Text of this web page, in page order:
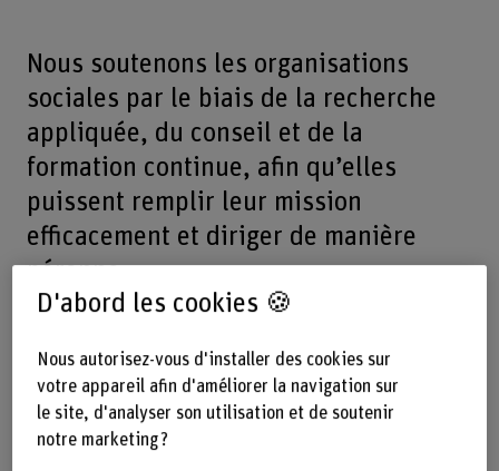
Nous soutenons les organisations
sociales par le biais de la recherche
appliquée, du conseil et de la
formation continue, afin qu’elles
puissent remplir leur mission
efficacement et diriger de manière
pérenne.
Offre de prestations
D'abord les cookies 🍪
Nous autorisez-vous d'installer des cookies sur
votre appareil afin d'améliorer la navigation sur
le site, d'analyser son utilisation et de soutenir
notre marketing ?